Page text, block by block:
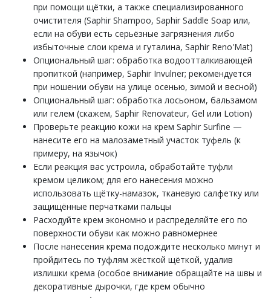
при помощи щётки, а также специализированного
очистителя (Saphir Shampoo, Saphir Saddle Soap или,
если на обуви есть серьёзные загрязнения либо
избыточные слои крема и гуталина, Saphir Reno'Mat)
Опциональный шаг: обработка водоотталкивающей
пропиткой (например, Saphir Invulner; рекомендуется
при ношении обуви на улице осенью, зимой и весной)
Опциональный шаг: обработка лосьоном, бальзамом
или гелем (скажем, Saphir Renovateur, Gel или Lotion)
Проверьте реакцию кожи на крем Saphir Surfine —
нанесите его на малозаметный участок туфель (к
примеру, на язычок)
Если реакция вас устроила, обработайте туфли
кремом целиком; для его нанесения можно
использовать щётку-намазок, тканевую салфетку или
защищённые перчатками пальцы
Расходуйте крем экономно и распределяйте его по
поверхности обуви как можно равномернее
После нанесения крема подождите несколько минут и
пройдитесь по туфлям жёсткой щёткой, удалив
излишки крема (особое внимание обращайте на швы и
декоративные дырочки, где крем обычно